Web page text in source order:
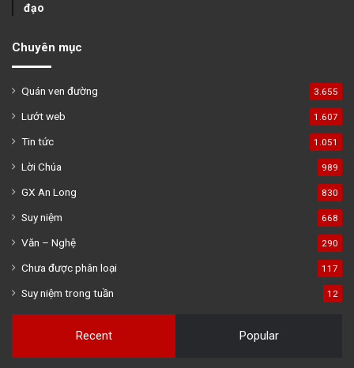
đạo
Chuyên mục
Quán ven đường 3.655
Lướt web 1.607
Tin tức 1.051
Lời Chúa 989
GX An Long 830
Suy niệm 668
Văn – Nghệ 290
Chưa được phân loại 117
Suy niệm trong tuần 12
Recent Popular